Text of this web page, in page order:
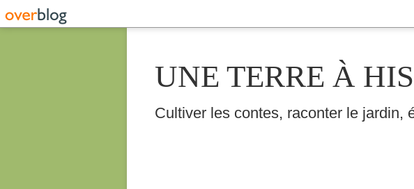
UNE TERRE À
Cultiver les contes, raconter le jardin,